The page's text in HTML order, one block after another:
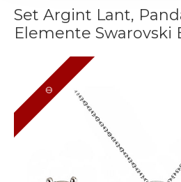
Set Argint Lant,
Elemente Swarovski